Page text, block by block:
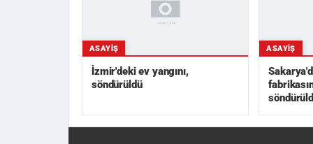
ASAYIŞ
İzmir'deki ev yangını,
söndürüldü
ASAYIŞ